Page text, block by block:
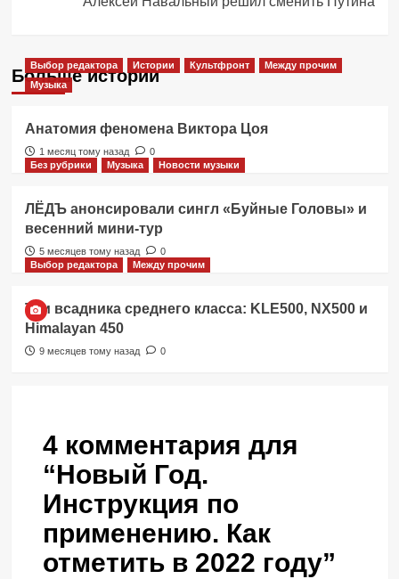
Больше историй
Выбор редактора Истории Культфронт
Между прочим
Музыка
Анатомия феномена Виктора Цоя
1 месяц тому назад
0
Без рубрики
Музыка Новости музыки
ЛЁДЪ анонсировали сингл «Буйные Головы» и
весенний мини-тур
5 месяцев тому назад
0
Выбор редактора
Между прочим
Три всадника среднего класса: KLE500, NX500 и
Himalayan 450
9 месяцев тому назад 0
4 комментария для
“Новый Год.
Инструкция по
применению. Как
отметить в 2022 году”